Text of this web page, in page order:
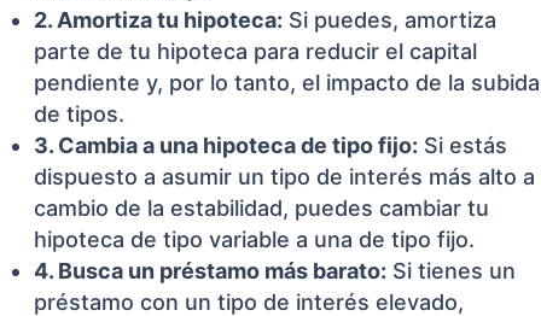
2. Amortiza tu hipoteca: Si puedes, amortiza
parte de tu hipoteca para reducir el capital
pendiente y, por lo tanto, el impacto de la subida
de tipos.
3. Cambia a una hipoteca de tipo fijo: Si estás
dispuesto a asumir un tipo de interés más alto a
cambio de la estabilidad, puedes cambiar tu
hipoteca de tipo variable a una de tipo fijo.
4. Busca un préstamo más barato: Si tienes un
préstamo con un tipo de interés elevado,